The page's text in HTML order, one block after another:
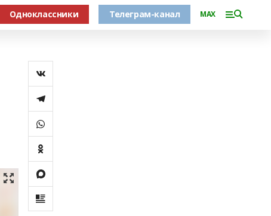
Одноклассники Телеграм-канал MAX